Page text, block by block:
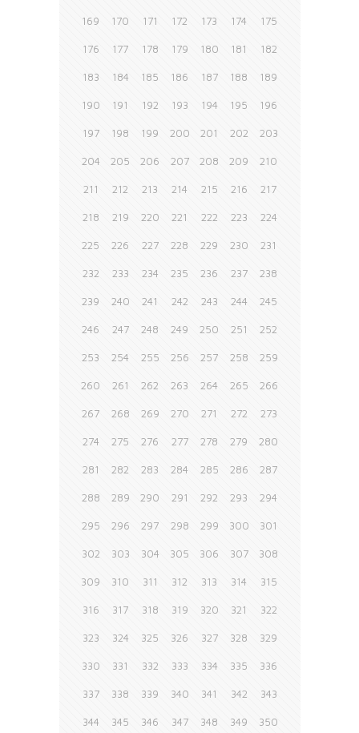
169 170 171 172 173 174 175
176 177 178 179 180 181 182
183 184 185 186 187 188 189
190 191 192 193 194 195 196
197 198 199 200 201 202 203
204 205 206 207 208 209 210
211 212 213 214 215 216 217
218 219 220 221 222 223 224
225 226 227 228 229 230 231
232 233 234 235 236 237 238
239 240 241 242 243 244 245
246 247 248 249 250 251 252
253 254 255 256 257 258 259
260 261 262 263 264 265 266
267 268 269 270 271 272 273
274 275 276 277 278 279 280
281 282 283 284 285 286 287
288 289 290 291 292 293 294
295 296 297 298 299 300 301
302 303 304 305 306 307 308
309 310 311 312 313 314 315
316 317 318 319 320 321 322
323 324 325 326 327 328 329
330 331 332 333 334 335 336
337 338 339 340 341 342 343
344 345 346 347 348 349 350